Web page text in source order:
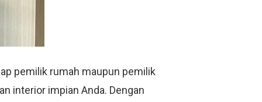
pemilik rumah maupun pemilik
interior impian Anda. Dengan